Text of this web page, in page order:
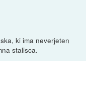
ki ima neverjeten
stalisca.